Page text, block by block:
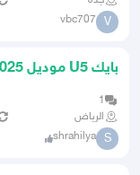
V
vbc707
بايك U5 موديل 2025
1
الرياض
S
shrahilya